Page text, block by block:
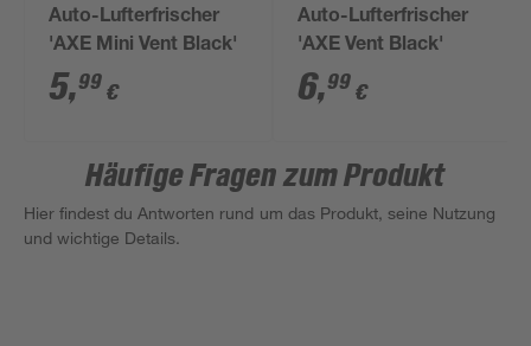
Auto-Lufterfrischer
'AXE Mini Vent Black'
5,99 €
Auto-Lufterfrischer
'AXE Vent Black'
6,99 €
Häufige Fragen zum Produkt
Hier findest du Antworten rund um das Produkt, seine Nutzung
und wichtige Details.